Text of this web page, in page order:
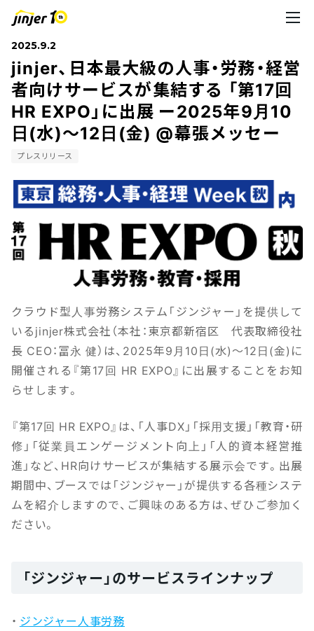
2025.9.2
jinjer、日本最大級の人事・労務・経営
者向けサービスが集結する 「第17回
HR EXPO」に出展 ー2025年9月10
日(水)～12日(金) @幕張メッセー
プレスリリース
クラウド型人事労務システム「ジンジャー」を提供して
いるjinjer株式会社（本社：東京都新宿区 代表取締役社
長 CEO：冨永 健）は、2025年9月10日(水)～12日(金)に
開催される『第17回 HR EXPO』に出展することをお知
らせします。
『第17回 HR EXPO』は、「人事DX」「採用支援」「教育・研
修」「従業員エンゲージメント向上」「人的資本経営推
進」など、HR向けサービスが集結する展示会です。出展
期間中、ブースでは「ジンジャー」が提供する各種システ
ムを紹介しますので、ご興味のある方は、ぜひご参加く
ださい。
「ジンジャー」のサービスラインナップ
・ ジンジャー人事労務